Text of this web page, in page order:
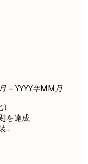
– YYYY年MM月
]を達成
...